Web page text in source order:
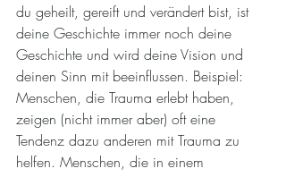
du geheilt, gereift und verändert bist, ist
deine Geschichte immer noch deine
Geschichte und wird deine Vision und
deinen Sinn mit beeinflussen. Beispiel:
Menschen, die Trauma erlebt haben,
zeigen (nicht immer aber) oft eine
Tendenz dazu anderen mit Trauma zu
helfen. Menschen, die in einem